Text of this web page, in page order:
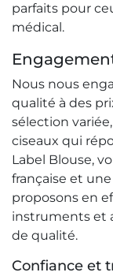
parfaits pour
médical.
Nous nous
qualité à des
sélection
ciseaux qui
Label Blouse,
française et
proposons en
instruments et
de qualité.
Confiance et